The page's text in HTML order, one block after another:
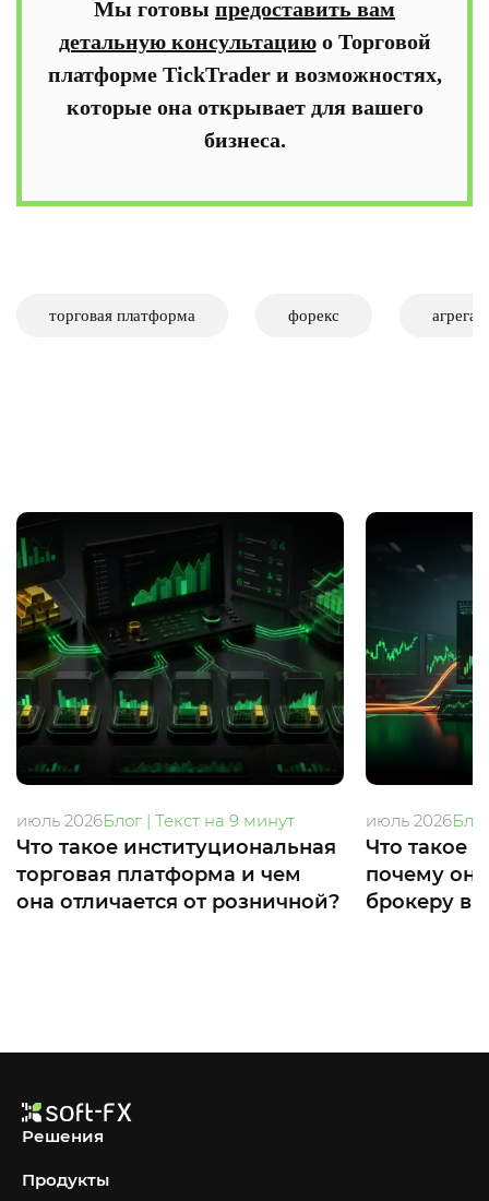
Мы готовы предоставить вам
детальную консультациюо Торговой
платформе TickTrader и возможностях,
которые она открывает для вашего
бизнеса.
торговая платформа форекс
июль 2026Блог | Текст на 9 минут
Что такое институциональная
торговая платформа и чем
она отличается от розничной?
июль 2026
Что такое
почему он
брокеру в
Решения
Продукты